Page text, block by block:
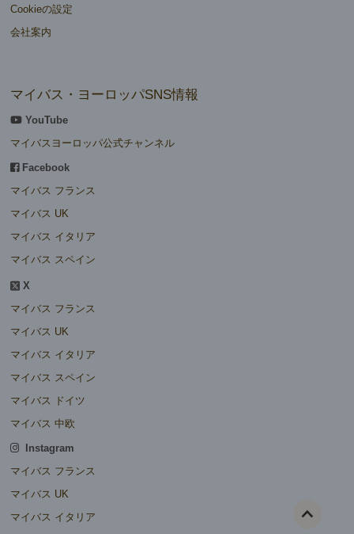
Cookieの設定
会社案内
マイバス・ヨーロッパSNS情報
YouTube
マイバスヨーロッパ公式チャンネル
Facebook
マイバス フランス
マイバス UK
マイバス イタリア
マイバス スペイン
X
マイバス フランス
マイバス UK
マイバス イタリア
マイバス スペイン
マイバス ドイツ
マイバス 中欧
Instagram
マイバス フランス
マイバス UK
マイバス イタリア